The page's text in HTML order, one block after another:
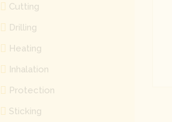
Cutting
Drilling
Heating
Inhalation
Protection
Sticking